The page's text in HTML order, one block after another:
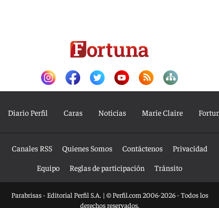
Diario Perfil Caras Noticias Marie Claire
Canales RSS Quienes Somos Contáctenos
Privacidad
Equipo
Reglas de participación Tránsito
Parabrisas - Editorial Perfil S.A. | © Perfil.com 2006-2026 - Todos los
derechos reservados.